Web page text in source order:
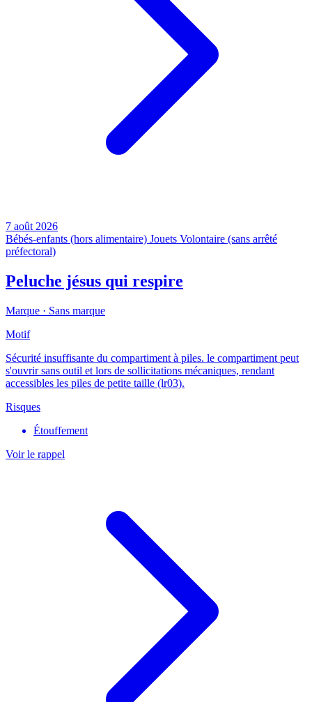
7 août 2026
Bébés-enfants (hors alimentaire) Jouets Volontaire (sans arrêté
préfectoral)
Peluche jésus qui respire
Marque · Sans marque
Motif
Sécurité insuffisante du compartiment à piles. le compartiment peut
s'ouvrir sans outil et lors de sollicitations mécaniques, rendant
accessibles les piles de petite taille (lr03).
Risques
Étouffement
Voir le rappel